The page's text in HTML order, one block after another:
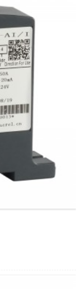
AC0600A
4-20 mA